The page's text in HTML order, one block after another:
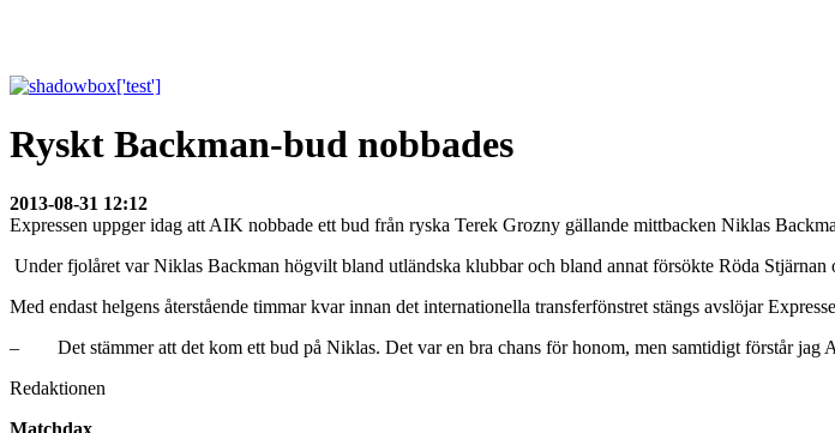
Ryskt Backman-bud nobbades
2013-08-31 12:12
Expressen uppger idag att AIK nobbade ett bud från ryska Terek Grozny gällande mittbacken Niklas
Under fjolåret var Niklas Backman högvilt bland utländska klubbar och bland annat försökte Röda Stjärnan
Med endast helgens återstående timmar kvar innan det internationella transferfönstret stängs avslöjar
– Det stämmer att det kom ett bud på Niklas. Det var en bra chans för honom, men samtidigt förstår jag
Redaktionen
Matchdax